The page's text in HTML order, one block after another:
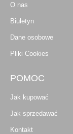
O nas
Biuletyn
Dane osobowe
Pliki Cookies
POMOC
Jak kupować
Jak sprzedawać
Kontakt